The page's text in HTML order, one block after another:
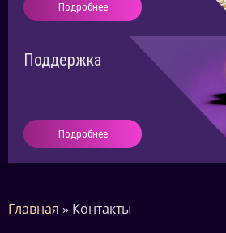
Подробнее
Поддержка
Подробнее
Главная » Контакты